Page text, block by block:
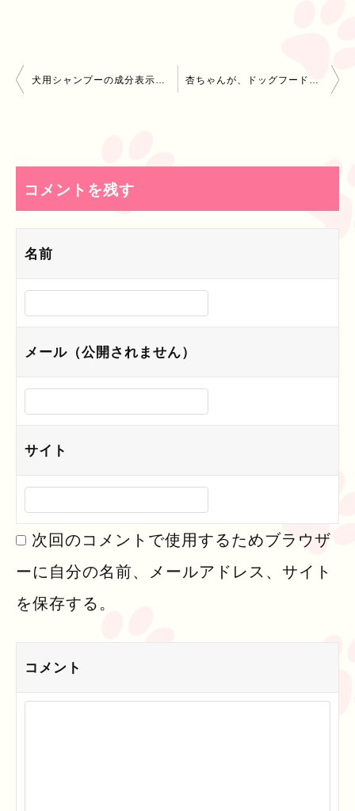
投
ゲ
犬用シャンプーの成分表示はメーカー任意【お肌に優しい正しいシャプーの選び方】 杏ちゃんが、ドッグフードをイヤイヤながらも食べる理由は？
コメントを残す
名前
メール（公開されません）
サイト
次回のコメントで使用するためブラウザ
ーに自分の名前、メールアドレス、サイト
を保存する。
コメント